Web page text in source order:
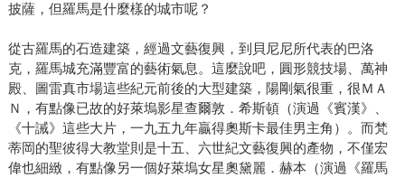
披薩，但羅馬是什麼樣的城市呢？
從古羅馬的石造建築，經過文藝復興，到貝尼尼所代表的巴洛
克，羅馬城充滿豐富的藝術氣息。這麼說吧，圓形競技場、萬神
殿、圖雷真市場這些紀元前後的大型建築，陽剛氣很重，很ＭＡ
Ｎ，有點像已故的好萊塢影星查爾敦．希斯頓（演過《賓漢》、
《十誡》這些大片，一九五九年贏得奧斯卡最佳男主角）。而梵
蒂岡的聖彼得大教堂則是十五、六世紀文藝復興的產物，不僅宏
偉也細緻，有點像另一個好萊塢女星奧黛麗．赫本（演過《羅馬